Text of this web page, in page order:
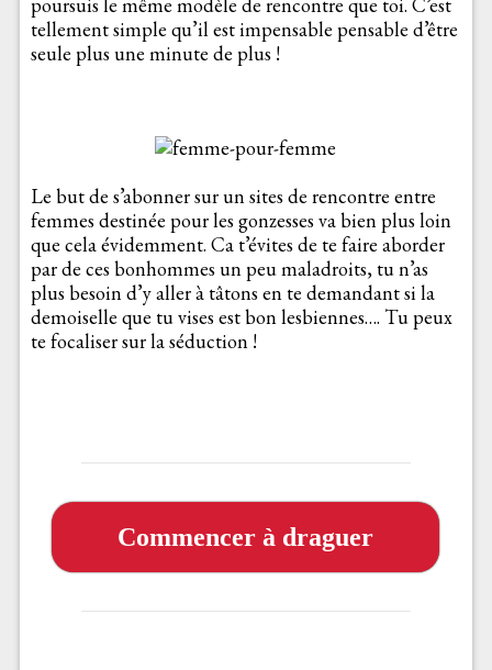
tellement simple qu’il est impensable pensable d’être
seule plus une minute de plus !
Le but de s’abonner sur un sites de rencontre entre
femmes destinée pour les gonzesses va bien plus loin
que cela évidemment. Ca t’évites de te faire aborder
par de ces bonhommes un peu maladroits, tu n’as
plus besoin d’y aller à tâtons en te demandant si la
demoiselle que tu vises est bon lesbiennes…. Tu peux
te focaliser sur la séduction !
Commencer à draguer